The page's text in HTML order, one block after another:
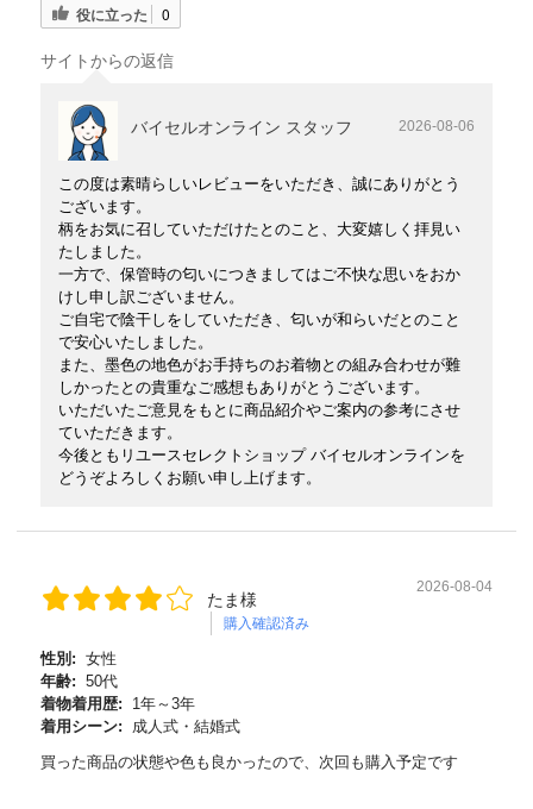
役に立った 0
サイトからの返信
バイセルオンライン スタッフ 2026-08-06
この度は素晴らしいレビューをいただき、誠にありがとう
ございます。
柄をお気に召していただけたとのこと、大変嬉しく拝見い
たしました。
一方で、保管時の匂いにつきましてはご不快な思いをおか
けし申し訳ございません。
ご自宅で陰干しをしていただき、匂いが和らいだとのこと
で安心いたしました。
また、墨色の地色がお手持ちのお着物との組み合わせが難
しかったとの貴重なご感想もありがとうございます。
いただいたご意見をもとに商品紹介やご案内の参考にさせ
ていただきます。
今後ともリユースセレクトショップ バイセルオンラインを
どうぞよろしくお願い申し上げます。
たま様
購入確認済み
2026-08-04
性別: 女性
年齢: 50代
着物着用歴:
1年～3年
着用シーン:
成人式・結婚式
買った商品の状態や色も良かったので、次回も購入予定です